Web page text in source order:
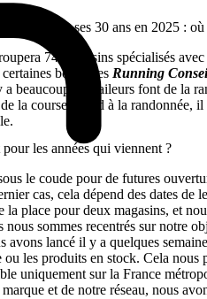
pied fêtera ses 30 ans en 2025 :
74 magasins spécialisés
boutiques Running
a beaucoup de traileurs font de la
la course à pied à la
les années qui viennent ?
le coude pour de futures
cas, cela dépend des dates
la place pour deux magasins, et
sommes recentrés sur notre
avons lancé il y a quelques
les produits en stock. Cela nous
uniquement sur la France
et de notre réseau, nous